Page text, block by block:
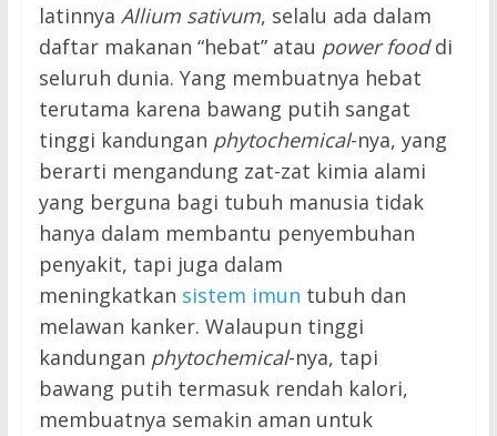
latinnya Allium sativum, selalu ada dalam
daftar makanan “hebat” atau power fooddi
seluruh dunia. Yang membuatnya hebat
terutama karena bawang putih sangat
tinggi kandungan phytochemical-nya, yang
berarti mengandung zat-zat kimia alami
yang berguna bagi tubuh manusia tidak
hanya dalam membantu penyembuhan
penyakit, tapi juga dalam
meningkatkan sistem imun tubuh dan
melawan kanker. Walaupun tinggi
kandungan phytochemical-nya, tapi
bawang putih termasuk rendah kalori,
membuatnya semakin aman untuk